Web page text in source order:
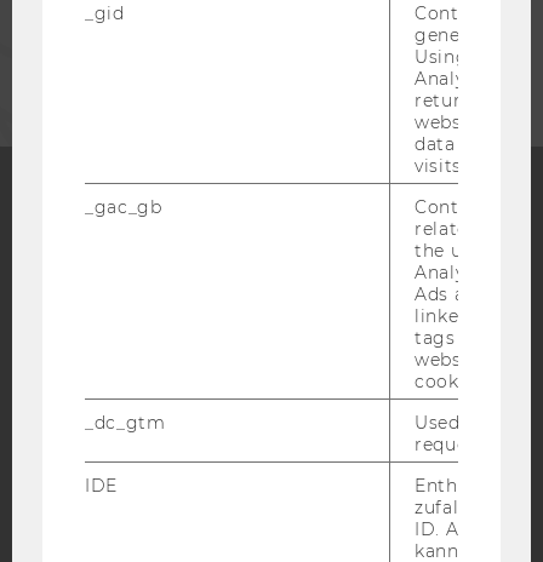
Blog
Bluesky
BARRIEREFREIHEITSERKLÄRUNG WEBSEITE
_gid
Contains a
generated
Using this
Analytics can
returning
website and
data from
visits.
_gac_gb
Contains
related
the user. If
Analytics and
Ads accounts
linked, the
tags on the
website read
cookie.
_dc_gtm
Used to
request rate.
IDE
Enthält eine
ID. Anhand
kann Google